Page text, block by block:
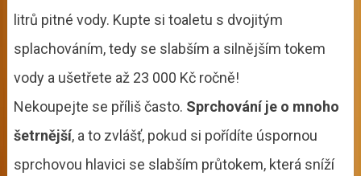
litrů pitné vody. Kupte si toaletu s dvojitým
splachováním, tedy se slabším a silnějším tokem
vody a ušetřete až 23 000 Kč ročně!
Nekoupejte se příliš často. Sprchování je o mnoho
šetrnější, a to zvlášť, pokud si pořídíte úspornou
sprchovou hlavici se slabším průtokem, která sníží